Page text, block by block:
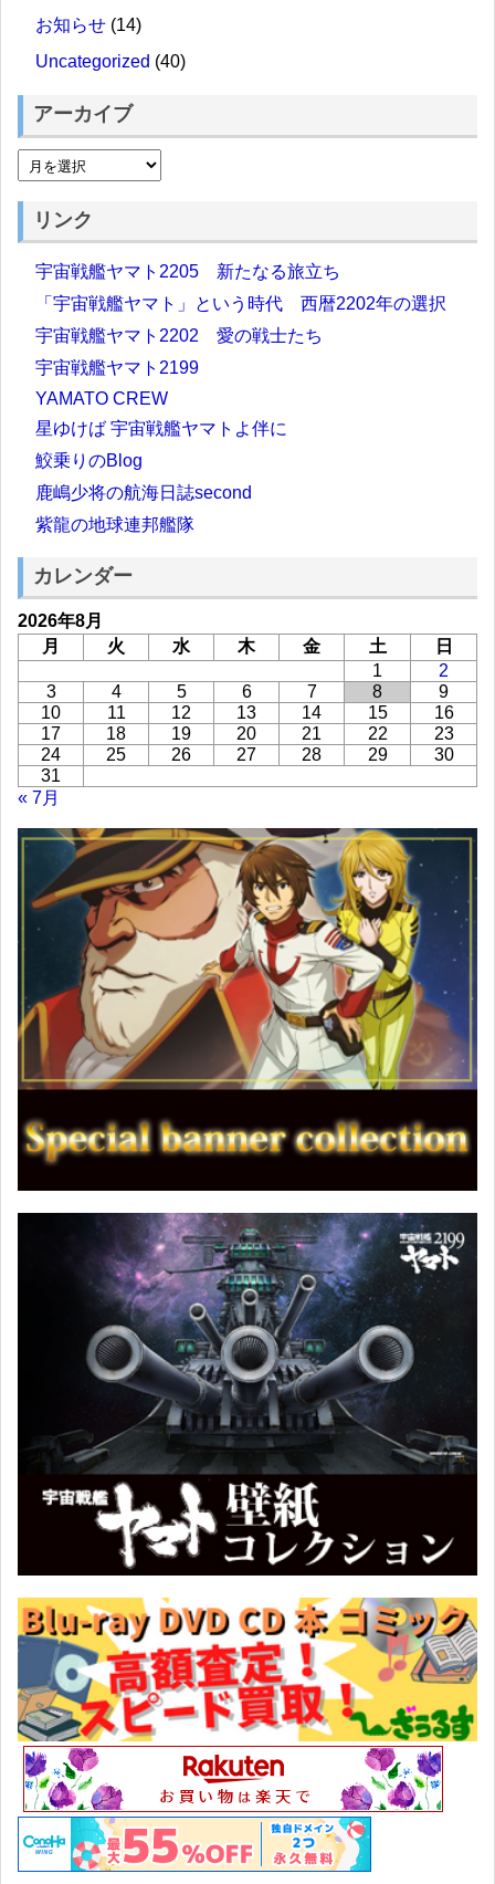
お知らせ (14)
Uncategorized (40)
アーカイブ
リンク
宇宙戦艦ヤマト2205 新たなる旅立ち
「宇宙戦艦ヤマト」という時代 西暦2202年の選択
宇宙戦艦ヤマト2202 愛の戦士たち
宇宙戦艦ヤマト2199
YAMATO CREW
星ゆけば 宇宙戦艦ヤマトよ伴に
鮫乗りのBlog
鹿嶋少将の航海日誌second
紫龍の地球連邦艦隊
カレンダー
2026年8月
月
火 水 木 金 土
日
1
2
3
4 5 6 7 8
9
10
11 12 13 14 15
16
17
18 19 20 21 22
23
24
25 26 27 28 29
30
31
« 7月